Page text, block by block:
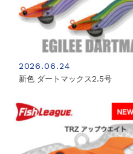
2026.06.24
新色 ダートマックス2.5号